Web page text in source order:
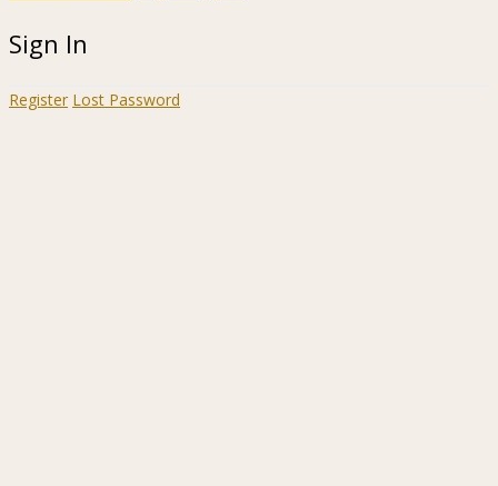
Sign In
Register Lost Password